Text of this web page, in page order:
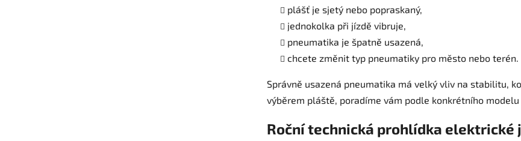
plášť je sjetý nebo popraskaný,
jednokolka při jízdě vibruje,
pneumatika je špatně usazená,
chcete změnit typ pneumatiky pro město nebo terén.
Správně usazená pneumatika má velký vliv na stabilitu,
výběrem pláště, poradíme vám podle konkrétního
Roční technická prohlídka elektrické